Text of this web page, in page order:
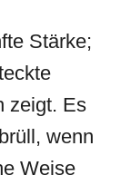
Stärke;
zeigt. Es
wenn
Weise